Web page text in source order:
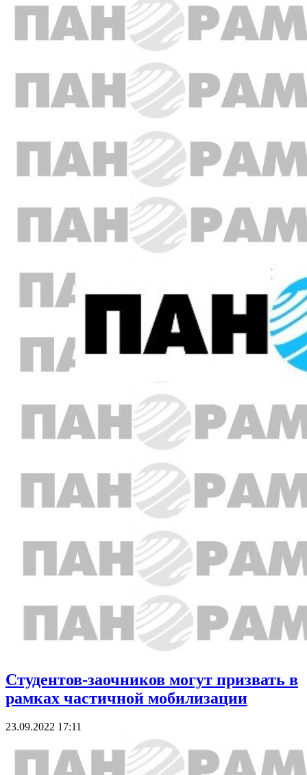
Студентов-заочников могут призвать в
рамках частичной мобилизации
23.09.2022 17:11